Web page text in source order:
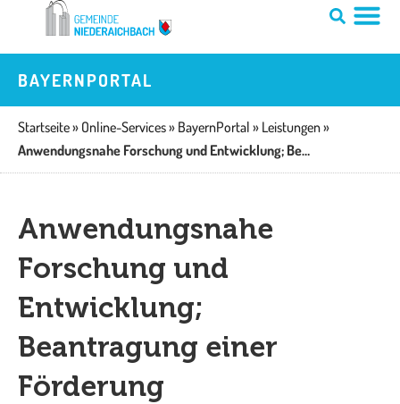
springen
BAYERNPORTAL
Startseite» Online-Services» BayernPortal » Leistungen»
Anwendungsnahe Forschung und Entwicklung; Beantragung einer Förderung
Anwendungsnahe
Forschung und
Entwicklung;
Beantragung einer
Förderung